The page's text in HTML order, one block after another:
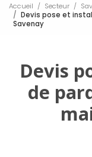
Accueil Secteur
Devis pose et
Savenay
Devis
de